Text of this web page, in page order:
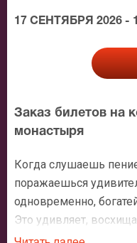
17 СЕНТЯБРЯ 2026 -
Заказ билетов на
монастыря
Когда слушаешь
поражаешься
одновременно,
Это удивляет,
яркие басы,